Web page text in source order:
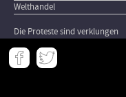
Welthandel
Die Proteste sind verklungen
Meta
-